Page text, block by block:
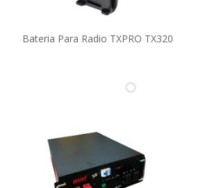
Bateria Para Radio TXPRO TX320